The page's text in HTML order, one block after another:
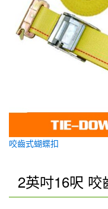
咬齒式蝴蝶扣
2英吋16呎 咬